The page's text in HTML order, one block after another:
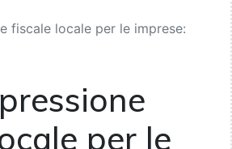
fiscale locale per le imprese:
per le